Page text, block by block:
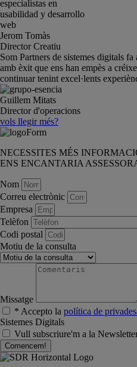
Jerom Tomàs
Director Creatiu
Som Partners de sistemes digitals
amb èxit que ens han empès a
continuar tenint excel·lents
Guillem Mitats
Director d'operacions
vols llegir més?
NECESSITES MÉS
ENS ENCANTARIA
Nom
Correu electrònic
Empresa
Telèfon
Codi postal
Motiu de la consulta
Missatge
* Accepto la política de
Sistemes Digitals
Vull subscriure'm a la
Comencem!